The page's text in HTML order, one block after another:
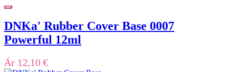
DNKa' Rubber Cover Base 0007
Powerful 12ml
Ár 12,10 €